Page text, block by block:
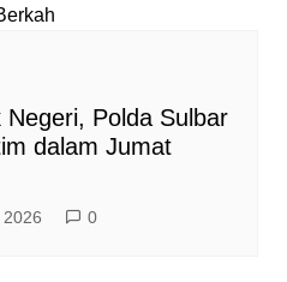
Polda Sulbar
dalam Jumat
0